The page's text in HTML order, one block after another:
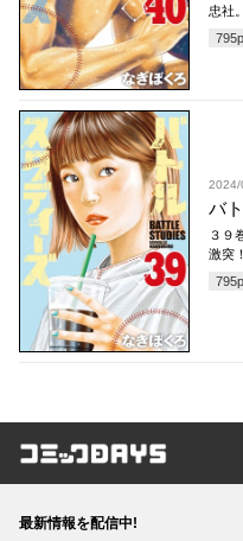
忠社
795
2024/
バ
３９
激突！
795
コミックDAYS
最新情報を配信中!